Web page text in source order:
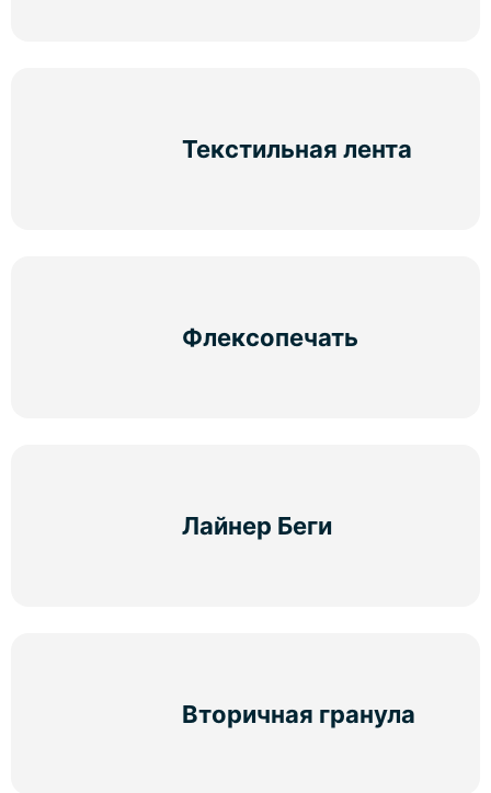
Текстильная лента
Флексопечать
Лайнер Беги
Вторичная гранула